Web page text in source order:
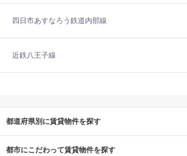
四日市あすなろう鉄道内部線
近鉄八王子線
都道府県別に賃貸物件を探す
都市にこだわって賃貸物件を探す